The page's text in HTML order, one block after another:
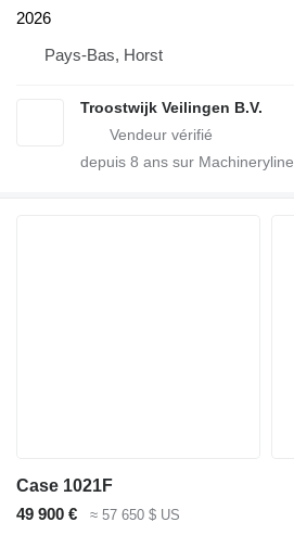
2026
Pays-Bas, Horst
Troostwijk Veilingen B.V.
depuis 8 ans sur Machineryline
Case 1021F
49 900 €
≈ 57 650 $ US